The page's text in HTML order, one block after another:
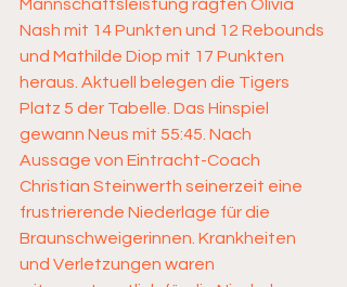
Mannschaftsleistung ragten Olivia
Nash mit 14 Punkten und 12 Rebounds
und Mathilde Diop mit 17 Punkten
heraus. Aktuell belegen die Tigers
Platz 5 der Tabelle. Das Hinspiel
gewann Neus mit 55:45. Nach
Aussage von Eintracht-Coach
Christian Steinwerth seinerzeit eine
frustrierende Niederlage für die
Braunschweigerinnen. Krankheiten
und Verletzungen waren